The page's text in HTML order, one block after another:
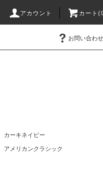
アカウント カート
お問い合わせ
カーキネイビー
アメリカンクラシック